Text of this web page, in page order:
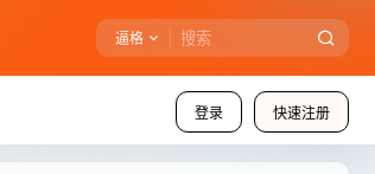
逼格
登录 快速注册